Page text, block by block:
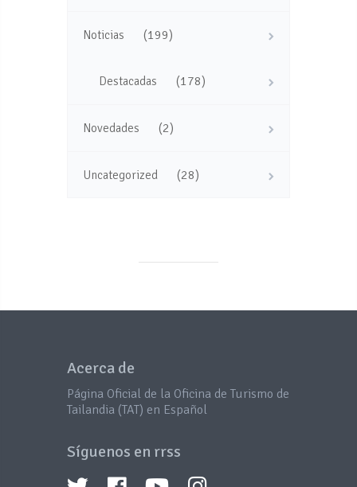
Noticias (199)
Destacadas (178)
Novedades (2)
Uncategorized (28)
Acerca de
Página Oficial de la Oficina de Turismo de
Tailandia (TAT) en Español
Síguenos en rrss